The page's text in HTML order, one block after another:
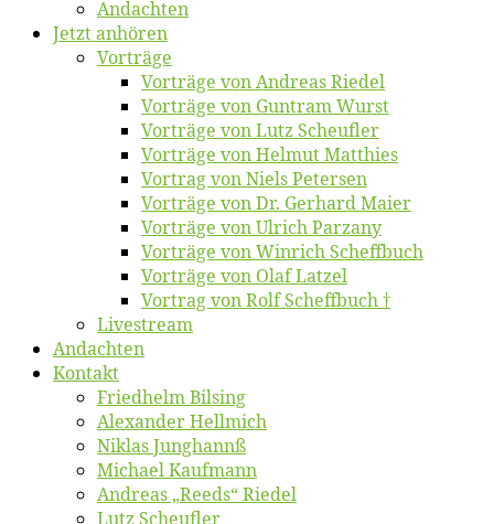
An­dach­ten
Jetzt an­hö­ren
Vor­trä­ge
Vor­trä­ge von An­dre­as Riedel
Vor­trä­ge von Gun­tram Wurst
Vor­trä­ge von Lutz Scheufler
Vor­trä­ge von Hel­mut Matthies
Vor­trag von Niels Petersen
Vor­trä­ge von Dr. Ger­hard Maier
Vor­trä­ge von Ul­rich Parzany
Vor­trä­ge von Win­rich Scheffbuch
Vor­trä­ge von Olaf Latzel
Vor­trag von Rolf Scheffbuch †
Live­stream
An­dach­ten
Kon­takt
Fried­helm Bilsing
Alex­an­der Hellmich
Ni­klas Junghannß
Mi­cha­el Kaufmann
An­dre­as „Reeds“ Riedel
Lutz Scheuf­ler